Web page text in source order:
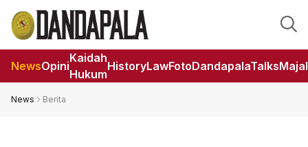
NewsOpini
Kaidah
Hukum
HistoryLawFotoDandapalaTalks
News Berita